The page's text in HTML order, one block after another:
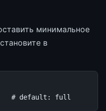
минимальное
в
# default: full